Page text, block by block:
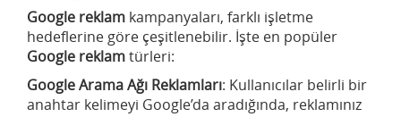
Google reklam kampanyaları, farklı işletme
hedeflerine göre çeşitlenebilir. İşte en popüler
Google reklamtürleri:
Google Arama Ağı Reklamları: Kullanıcılar belirli bir
anahtar kelimeyi Google’da aradığında, reklamınız